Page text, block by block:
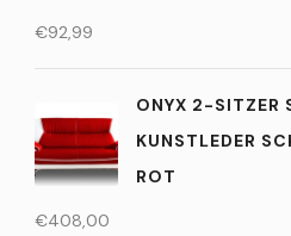
€92,99
ONYX 2-SITZER
KUNSTLEDER
ROT
€408,00